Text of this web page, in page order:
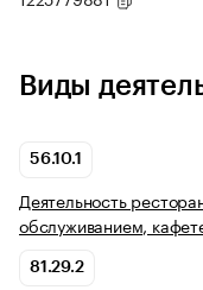
Виды
56.10.1
Деятельность
обслуживанием,
81.29.2